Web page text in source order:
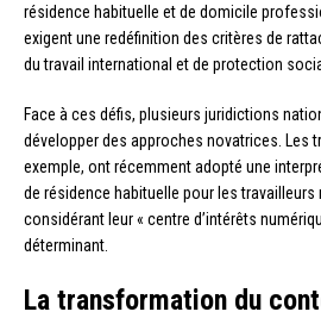
résidence habituelle et de domicile
exigent une redéfinition des critères de
du travail international et de protection
Face à ces défis, plusieurs juridictions
développer des approches novatrices. Les
exemple, ont récemment adopté une
de résidence habituelle pour les travailleurs
considérant leur « centre d’intérêts
déterminant.
La transformation du